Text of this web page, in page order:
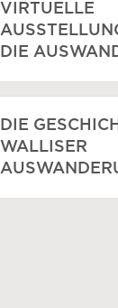
VIRTUELLE
DIE
DIE
WALLISER